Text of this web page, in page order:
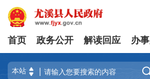
首页 政务公开 解读回应 办